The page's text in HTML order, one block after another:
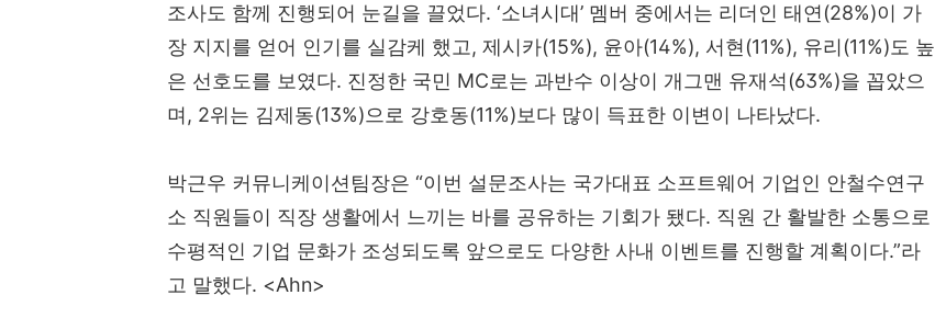
조사도 함께 진행되어 눈길을 끌었다. ‘소녀시대’ 멤버 중에서는 리더인 태연 (28%)이 가
장 지지를 얻어 인기를 실감케 했고 , 제시카(15%), 윤아(14%), 서현 (11%), 유리 (11%)도 높
은 선호도를 보였다. 진정한 국민 MC로는 과반수 이상이 개그맨 유재석(63%)을 꼽았으
며 , 2위는 김제동(13%)으로 강호동(11%)보다 많이 득표한 이변이 나타났다.
박근우 커뮤니케이션팀장은 “이번 설문조사는 국가대표 소프트웨어 기업인 안철수연구
소 직원들이 직장 생활에서 느끼는 바를 공유하는 기회가 됐다. 직원 간 활발한 소통으로
수평적인 기업 문화가 조성되도록 앞으로도 다양한 사내 이벤트를 진행할 계획이다.”라
고 말했다. <Ahn>